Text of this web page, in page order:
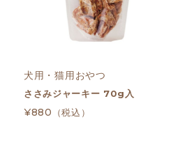
犬用・猫用おやつ
ささみジャーキー 70g入
¥880 （税込）